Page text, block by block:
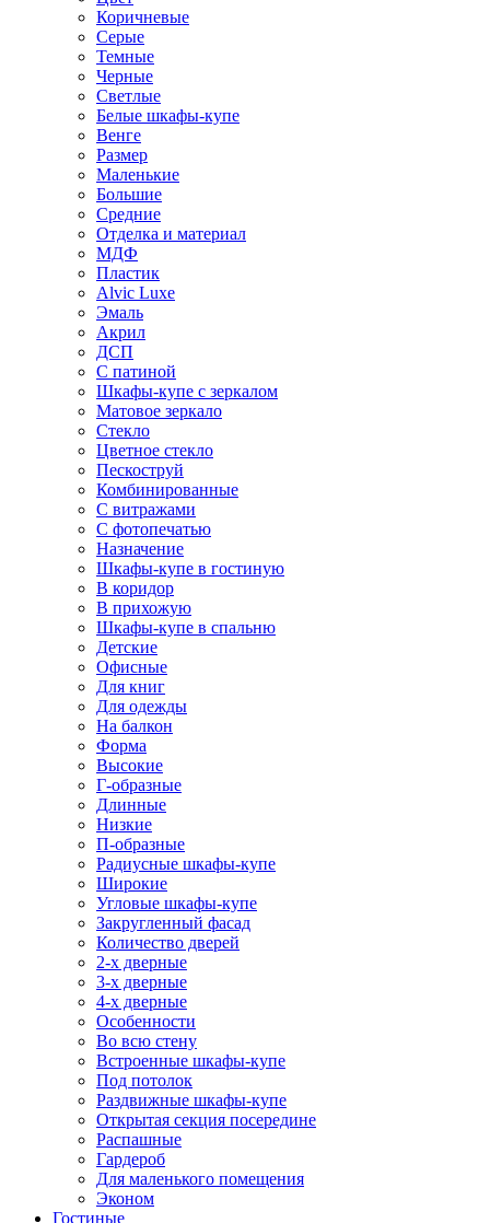
Коричневые
Серые
Темные
Черные
Светлые
Белые шкафы-купе
Венге
Размер
Маленькие
Большие
Средние
Отделка и материал
МДФ
Пластик
Alvic Luxe
Эмаль
Акрил
ДСП
С патиной
Шкафы-купе с зеркалом
Матовое зеркало
Стекло
Цветное стекло
Пескоструй
Комбинированные
С витражами
С фотопечатью
Назначение
Шкафы-купе в гостиную
В коридор
В прихожую
Шкафы-купе в спальню
Детские
Офисные
Для книг
Для одежды
На балкон
Форма
Высокие
Г-образные
Длинные
Низкие
П-образные
Радиусные шкафы-купе
Широкие
Угловые шкафы-купе
Закругленный фасад
Количество дверей
2-х дверные
3-х дверные
4-х дверные
Особенности
Во всю стену
Встроенные шкафы-купе
Под потолок
Раздвижные шкафы-купе
Открытая секция посередине
Распашные
Гардероб
Для маленького помещения
Эконом
Гостиные